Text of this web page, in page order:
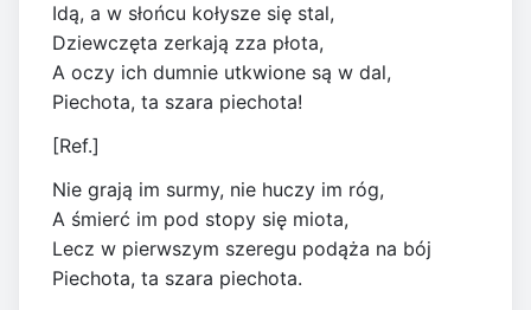
Idą, a w słońcu kołysze się stal,
Dziewczęta zerkają zza płota,
A oczy ich dumnie utkwione są w dal,
Piechota, ta szara piechota!
[Ref.]
Nie grają im surmy, nie huczy im róg,
A śmierć im pod stopy się miota,
Lecz w pierwszym szeregu podąża na bój
Piechota, ta szara piechota.